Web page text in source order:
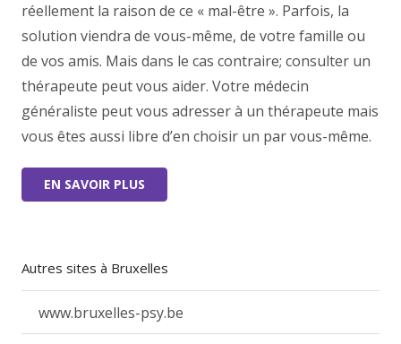
réellement la raison de ce « mal-être ». Parfois, la
solution viendra de vous-même, de votre famille ou
de vos amis. Mais dans le cas contraire; consulter un
thérapeute peut vous aider. Votre médecin
généraliste peut vous adresser à un thérapeute mais
vous êtes aussi libre d’en choisir un par vous-même.
EN SAVOIR PLUS
Autres sites à Bruxelles
www.bruxelles-psy.be